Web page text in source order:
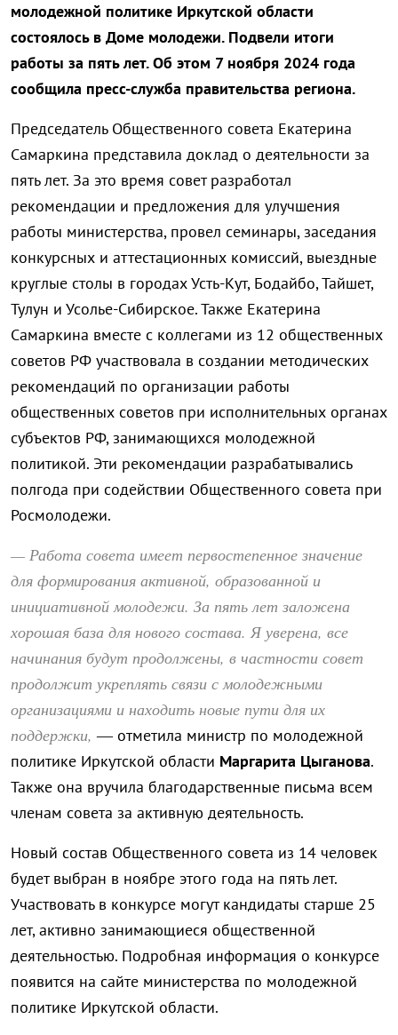
молодежной политике Иркутской области
состоялось в Доме молодежи. Подвели итоги
работы за пять лет. Об этом 7 ноября 2024 года
сообщила пресс-служба правительства региона.
Председатель Общественного совета Екатерина
Самаркина представила доклад о деятельности за
пять лет. За это время совет разработал
рекомендации и предложения для улучшения
работы министерства, провел семинары, заседания
конкурсных и аттестационных комиссий, выездные
круглые столы в городах Усть-Кут, Бодайбо, Тайшет,
Тулун и Усолье-Сибирское. Также Екатерина
Самаркина вместе с коллегами из 12 общественных
советов РФ участвовала в создании методических
рекомендаций по организации работы
общественных советов при исполнительных органах
субъектов РФ, занимающихся молодежной
политикой. Эти рекомендации разрабатывались
полгода при содействии Общественного совета при
Росмолодежи.
— Работа совета имеет первостепенное значение
для формирования активной, образованной и
инициативной молодежи. За пять лет заложена
хорошая база для нового состава. Я уверена, все
начинания будут продолжены, в частности совет
продолжит укреплять связи с молодежными
организациями и находить новые пути для их
поддержки, — отметила министр по молодежной
политике Иркутской области Маргарита Цыганова.
Также она вручила благодарственные письма всем
членам совета за активную деятельность.
Новый состав Общественного совета из 14 человек
будет выбран в ноябре этого года на пять лет.
Участвовать в конкурсе могут кандидаты старше 25
лет, активно занимающиеся общественной
деятельностью. Подробная информация о конкурсе
появится на сайте министерства по молодежной
политике Иркутской области.